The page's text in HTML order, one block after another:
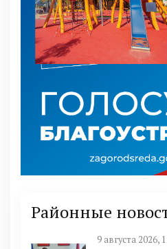
Районные
9 августа 2026,